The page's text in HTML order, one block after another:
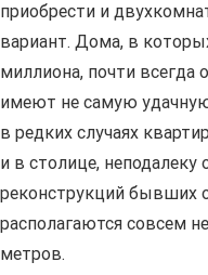
приобрести и
вариант. Дома, в
миллиона, почти всегда
имеют не самую
в редких случаях
и в столице,
реконструкций бывших
располагаются совсем
метров.